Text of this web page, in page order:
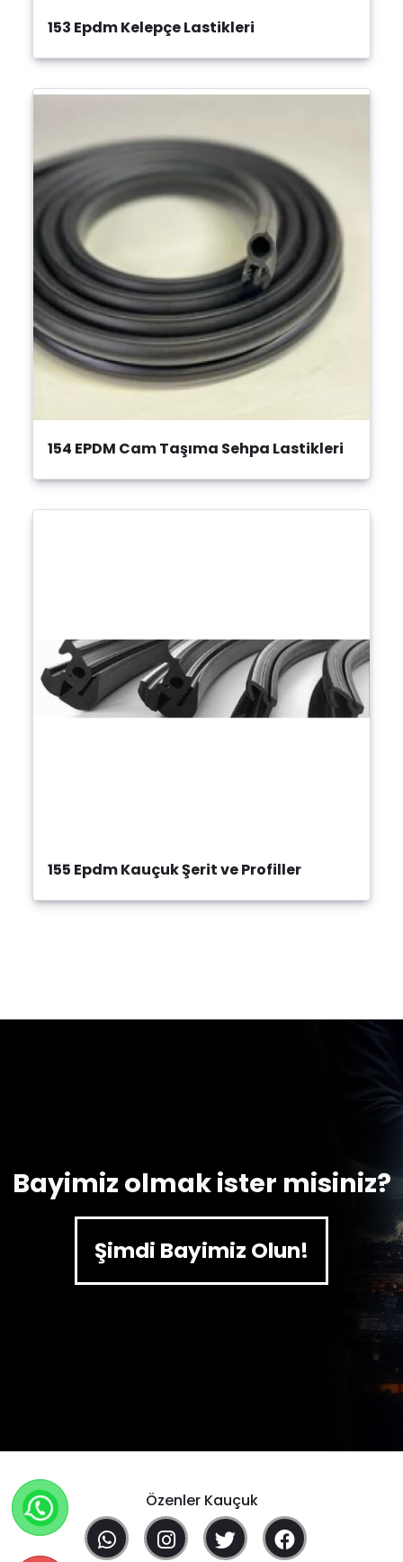
153 Epdm Kelepçe Lastikleri
154 EPDM Cam Taşıma Sehpa Lastikleri
155 Epdm Kauçuk Şerit ve Profiller
Bayimiz olmak ister misiniz?
Şimdi Bayimiz Olun!
Özenler Kauçuk